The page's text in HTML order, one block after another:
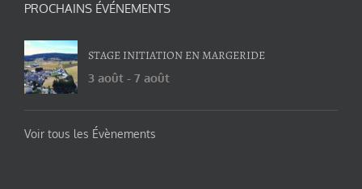
PROCHAINS ÉVÉNEMENTS
STAGE INITIATION EN MARGERIDE
3 août - 7 août
Voir tous les Évènements